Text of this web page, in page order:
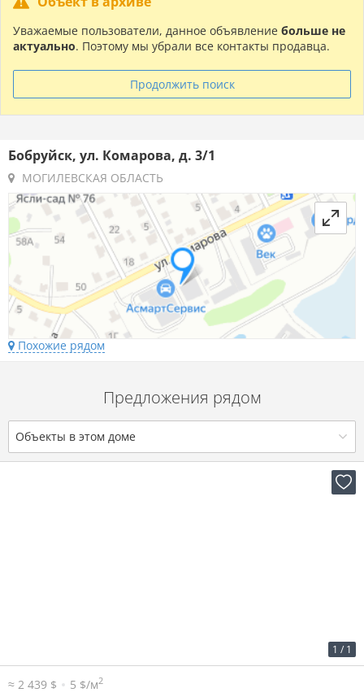
Уважаемые пользователи, данное объявление больше не
актуально. Поэтому мы убрали все контакты продавца.
Продолжить поиск
Бобруйск, ул. Комарова, д. 3/1
МОГИЛЕВСКАЯ ОБЛАСТЬ
Похожие рядом
Предложения рядом
Объекты в этом доме
1 / 1
≈ 2 439 $ 5 $/м2